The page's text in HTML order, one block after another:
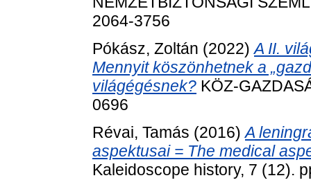
2064-3756
Pókász, Zoltán (2022)A II.
Mennyit köszönhetnek a
világégésnek? KÖZ-
0696
Révai, Tamás (2016)A
aspektusai = The medical
Kaleidoscope history, 7 (12).